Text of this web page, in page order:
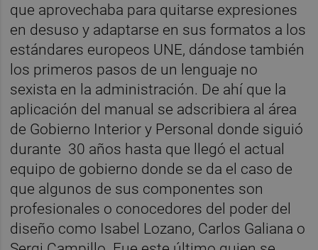
que aprovechaba para quitarse expresiones
en desuso y adaptarse en sus formatos a los
estándares europeos UNE, dándose también
los primeros pasos de un lenguaje no
sexista en la administración. De ahí que la
aplicación del manual se adscribiera al área
de Gobierno Interior y Personal donde siguió
durante 30 años hasta que llegó el actual
equipo de gobierno donde se da el caso de
que algunos de sus componentes son
profesionales o conocedores del poder del
diseño como Isabel Lozano, Carlos Galiana o